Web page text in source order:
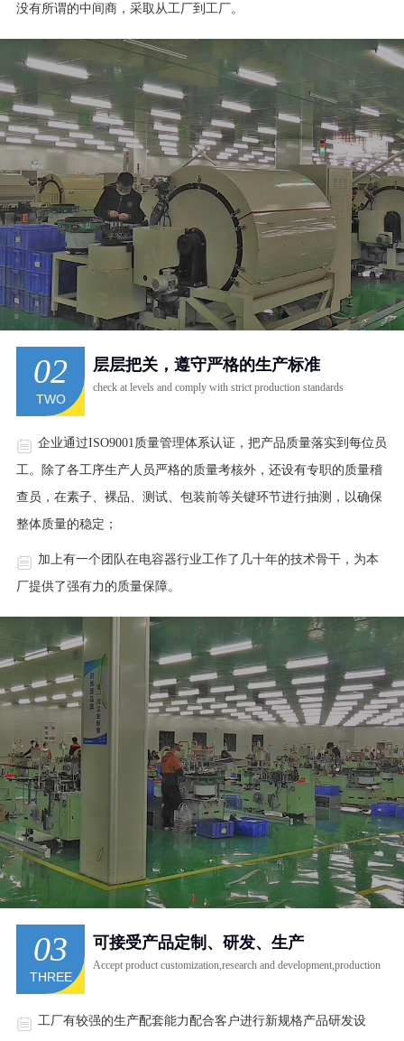
没有所谓的中间商，采取从工厂到工厂。
02
TWO
层层把关，遵守严格的生产标准
check at levels and comply with strict production standards
企业通过ISO9001质量管理体系认证，把产品质量落实到每位员
工。除了各工序生产人员严格的质量考核外，还设有专职的质量稽
查员，在素子、裸品、测试、包装前等关键环节进行抽测，以确保
整体质量的稳定；
加上有一个团队在电容器行业工作了几十年的技术骨干，为本
厂提供了强有力的质量保障。
03
THREE
可接受产品定制、研发、生产
Accept product customization,research and development,production
工厂有较强的生产配套能力配合客户进行新规格产品研发设